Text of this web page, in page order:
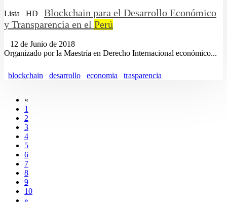
Lista HD
Blockchain para el Desarrollo Económico
y Transparencia en el Perú
12 de Junio de 2018
Organizado por la Maestría en Derecho Internacional económico...
blockchain desarrollo economia trasparencia
«
1
2
3
4
5
6
7
8
9
10